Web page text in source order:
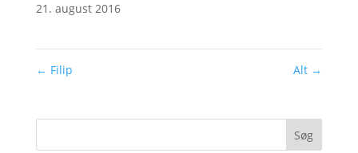
21. august 2016
← Filip Alt →